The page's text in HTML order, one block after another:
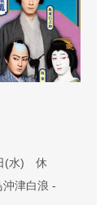
(水) 休
津白浪 -